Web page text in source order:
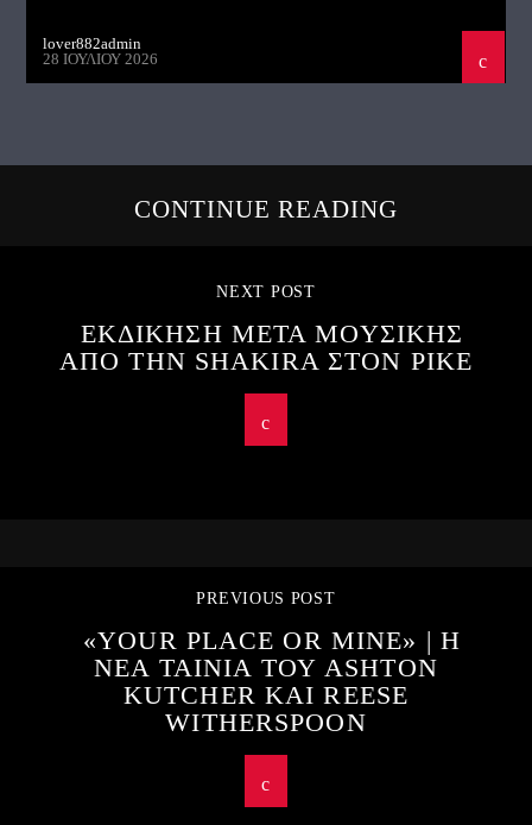
lover882admin
28 ΙΟΥΛΊΟΥ 2026
CONTINUE READING
NEXT POST
ΕΚΔΙΚΗΣΗ ΜΕΤΑ ΜΟΥΣΙΚΗΣ
ΑΠΟ ΤΗΝ SHAKIRA ΣΤΟΝ PIKE
PREVIOUS POST
«YOUR PLACE OR MINE» | Η
ΝΕΑ ΤΑΙΝΙΑ ΤΟΥ ASHTON
KUTCHER ΚΑΙ REESE
WITHERSPOON